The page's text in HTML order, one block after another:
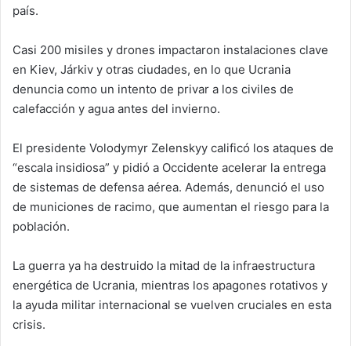
país.
Casi 200 misiles y drones impactaron instalaciones clave
en Kiev, Járkiv y otras ciudades, en lo que Ucrania
denuncia como un intento de privar a los civiles de
calefacción y agua antes del invierno.
El presidente Volodymyr Zelenskyy calificó los ataques de
“escala insidiosa” y pidió a Occidente acelerar la entrega
de sistemas de defensa aérea. Además, denunció el uso
de municiones de racimo, que aumentan el riesgo para la
población.
La guerra ya ha destruido la mitad de la infraestructura
energética de Ucrania, mientras los apagones rotativos y
la ayuda militar internacional se vuelven cruciales en esta
crisis.